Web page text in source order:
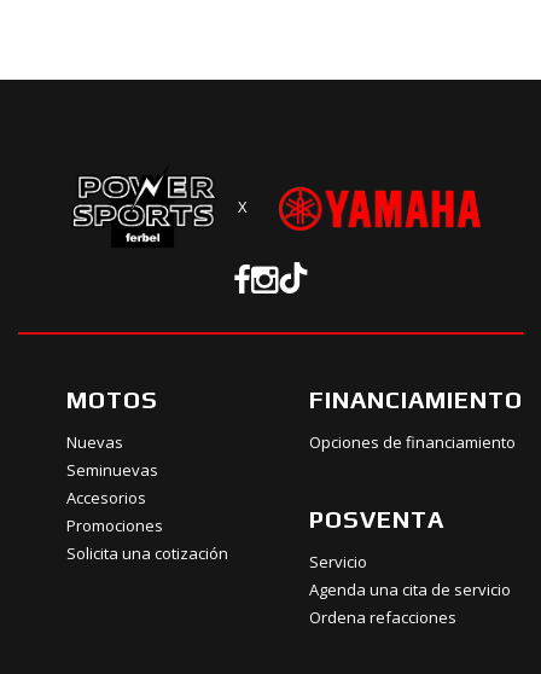
X
MOTOS
Nuevas
Seminuevas
Accesorios
Promociones
Solicita una cotización
FINANCIAMIENTO
Opciones de financiamiento
POSVENTA
Servicio
Agenda una cita de servicio
Ordena refacciones